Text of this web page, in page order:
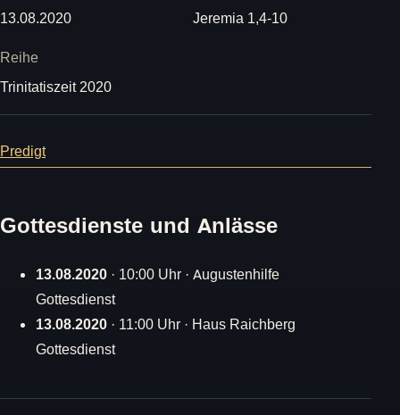
13.08.2020
Jeremia 1,4-10
Reihe
Trinitatiszeit 2020
Predigt
Gottesdienste und Anlässe
13.08.2020 · 10:00 Uhr · Augustenhilfe
Gottesdienst
13.08.2020 · 11:00 Uhr · Haus Raichberg
Gottesdienst